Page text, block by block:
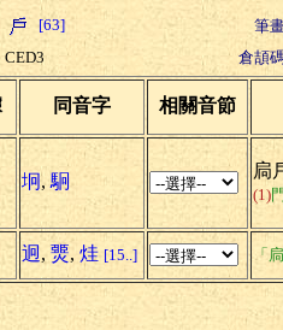
[63]
筆
CED3 倉頡
同音字 相關音節
坰, 駉
扃
(1)
迥, 燛, 烓 [15..] 「